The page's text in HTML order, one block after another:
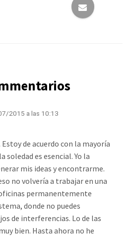
2015 a las 10:13
de acuerdo con la mayoría
soledad es esencial. Yo la
mis ideas y encontrarme.
no volvería a trabajar en una
permanentemente
donde no puedes
de interferencias. Lo de las
bien. Hasta ahora no he